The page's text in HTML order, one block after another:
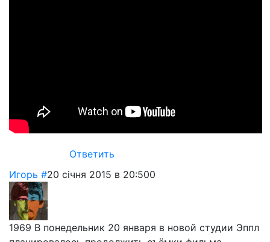
Ответить
Игорь #20 січня 2015 в 20:500
1969 В понедельник 20 января в новой студии Эппл